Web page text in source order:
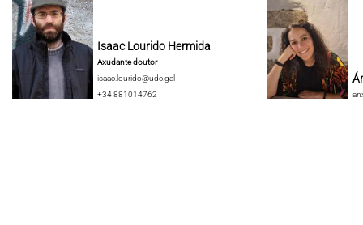
Isaac Lourido Hermida
Axudante doutor
isaac.lourido@udc.gal
+34 881014762